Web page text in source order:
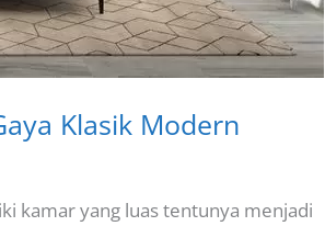
Klasik Modern
kamar yang luas tentunya menjadi